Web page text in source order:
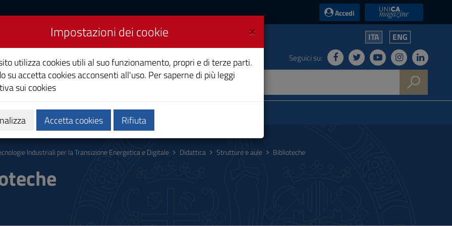
Accedi UniCA News
Elettriche e ITA ENG
Seguici su:
Calendari e orari Qualità e miglioramento
Industriali per la Transizione Energetica e Digitale Didattica Strutture e aule Biblioteche
×
Impostazioni dei cookie
utilizza cookies utili al suo funzionamento, propri e di terze parti.
su accetta cookies acconsenti all'uso. Per saperne di più leggi
sui cookies
Accetta cookies Rifiuta